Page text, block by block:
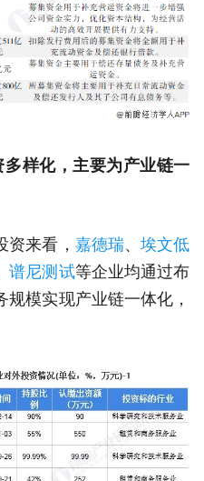
样化，主要为产业链一
资来看， 嘉德瑞、埃文低
谱尼测试等企业均通过布
模实现产业链一体化，